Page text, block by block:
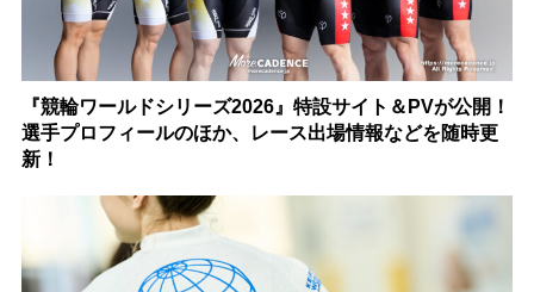
『競輪ワールドシリーズ2026』特設サイト＆PVが公開！
選手プロフィールのほか、レース出場情報などを随時更
新！